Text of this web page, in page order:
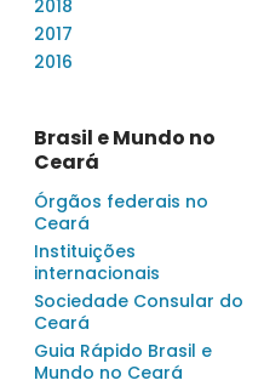
2018
2017
2016
Brasil e Mundo no
Ceará
Órgãos federais no
Ceará
Instituições
internacionais
Sociedade Consular do
Ceará
Guia Rápido Brasil e
Mundo no Ceará